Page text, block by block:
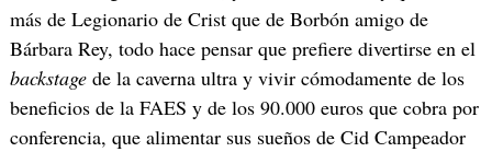
más de Legionario de Crist que de Borbón amigo de
Bárbara Rey, todo hace pensar que prefiere divertirse en el
backstagede la caverna ultra y vivir cómodamente de los
beneficios de la FAES y de los 90.000 euros que cobra por
conferencia, que alimentar sus sueños de Cid Campeador